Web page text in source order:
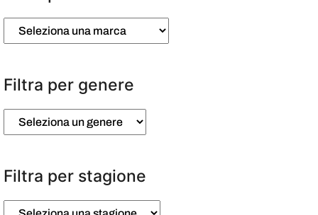
Filtra per genere
Filtra per stagione